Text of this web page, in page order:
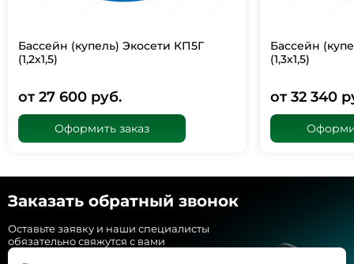
Бассейн (купель) Экосети КП5Г
(1,2х1,5)
от 27 600 руб.
Оформить заказ
Бассейн
(1,3х1,5)
от 32 340
Заказать обратный звонок
Оставьте заявку и наши специалисты
обязательно свяжутся с вами